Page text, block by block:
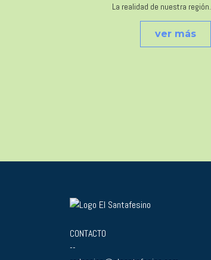
La realidad de nuestra región.
ver más
CONTACTO
--